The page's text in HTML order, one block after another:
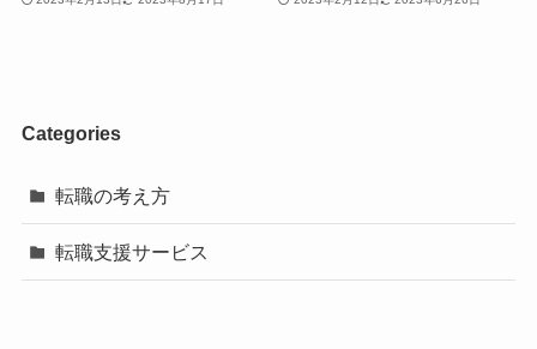
Categories
転職の考え方
転職支援サービス